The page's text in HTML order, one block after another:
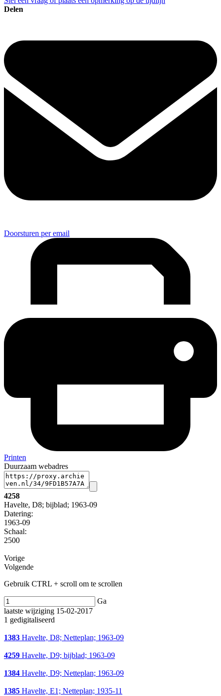
Delen
Doorsturen per email
Printen
Duurzaam webadres
4258
Havelte, D8; bijblad; 1963-09
Datering:
1963-09
Schaal:
2500
Vorige
Volgende
Gebruik CTRL + scroll om te scrollen
Ga
laatste wijziging 15-02-2017
1 gedigitaliseerd
1383 Havelte, D8; Netteplan; 1963-09
4259 Havelte, D9; bijblad; 1963-09
1384 Havelte, D9; Netteplan; 1963-09
1385 Havelte, E1; Netteplan; 1935-11